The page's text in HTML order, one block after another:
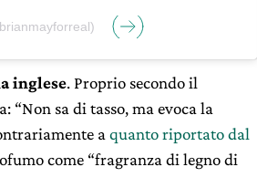
inglese. Proprio secondo il
sa di tasso, ma evoca la
aquanto riportato dal
come “fragranza di legno di